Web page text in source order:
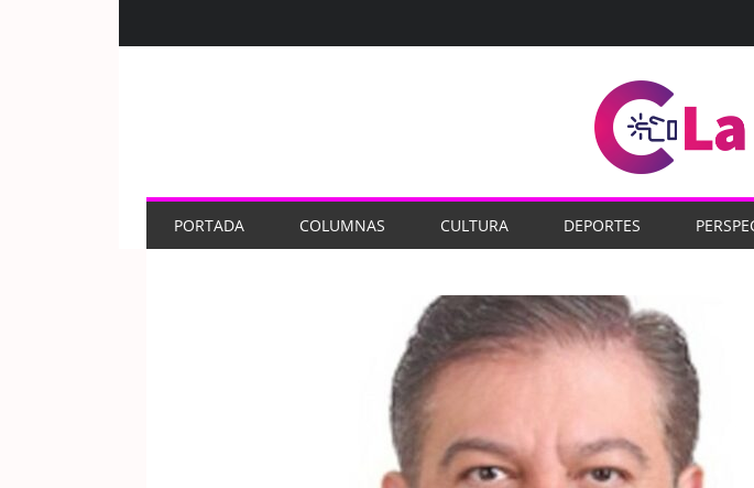
PORTADA COLUMNAS CULTURA DEPORTES